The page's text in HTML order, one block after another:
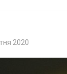
2020